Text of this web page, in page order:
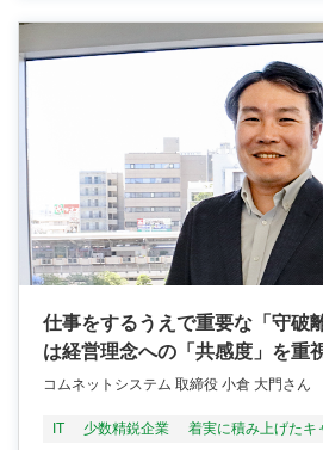
仕事をするうえで重要な「守破
は経営理念への「共感度」を重
コムネットシステム 取締役 小倉 大門さん
IT 少数精鋭企業 着実に積み上げたキ